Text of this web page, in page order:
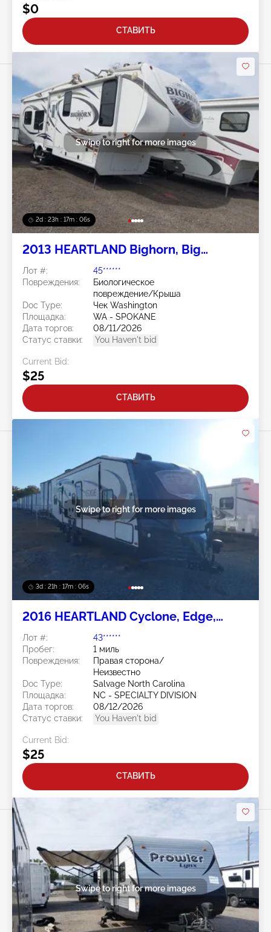
$0
СТАВИТЬ
2d : 23h : 17m : 04s
Swipe to right for more images
2013 HEARTLAND Bighorn, Big
Лот #:
45******
Повреждения:
Биологическое
повреждение/Крыша
Doc Type:
Чек Washington
Площадка:
WA - SPOKANE
Дата торгов:
08/11/2026
Статус ставки:
You Haven't bid
Current Bid:
$25
СТАВИТЬ
3d : 21h : 17m : 04s
Swipe to right for more images
2016 HEARTLAND Cyclone, Edge,
Лот #:
43******
Пробег:
1 миль
Повреждения:
Правая сторона/
Неизвестно
Doc Type:
Salvage North Carolina
Площадка:
NC - SPECIALTY DIVISION
Дата торгов:
08/12/2026
Статус ставки:
You Haven't bid
Current Bid:
$25
СТАВИТЬ
Swipe to right for more images